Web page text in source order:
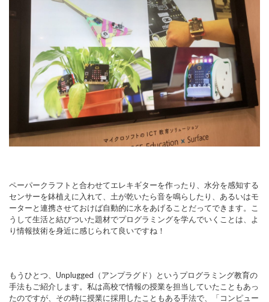
ペーパークラフトと合わせてエレキギターを作ったり、水分を感知する
センサーを鉢植えに入れて、土が乾いたら音を鳴らしたり、あるいはモ
ーターと連携させておけば自動的に水をあげることだってできます。こ
うして生活と結びついた題材でプログラミングを学んでいくことは、よ
り情報技術を身近に感じられて良いですね！
もうひとつ、Unplugged（アンプラグド）というプログラミング教育の
手法もご紹介します。私は高校で情報の授業を担当していたこともあっ
たのですが、その時に授業に採用したこともある手法で、「コンピュー